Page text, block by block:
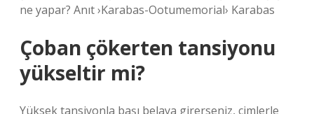
ne yapar? Anıt ›Karabas-Ootumemorial› Karabas
Çoban çökerten tansiyonu
yükseltir mi?
Yüksek tansiyonla başı belaya girerseniz, çimlerle